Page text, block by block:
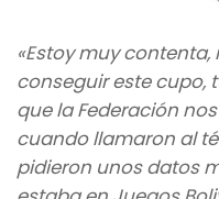
«Estoy muy
conseguir este cupo,
que la Federación
cuando llamaron al
pidieron unos datos